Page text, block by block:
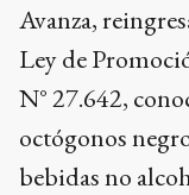
Avanza,
Ley de
N° 27.642,
octógonos
bebidas no